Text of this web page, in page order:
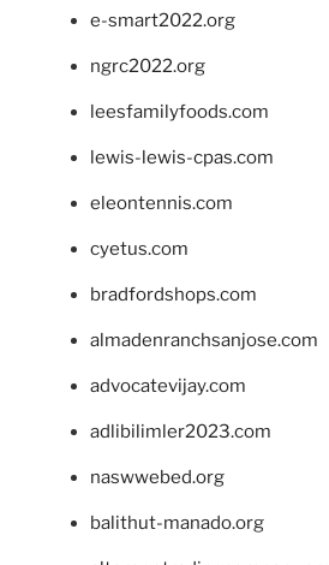
e-smart2022.org
ngrc2022.org
leesfamilyfoods.com
lewis-lewis-cpas.com
eleontennis.com
cyetus.com
bradfordshops.com
almadenranchsanjose.com
advocatevijay.com
adlibilimler2023.com
naswwebed.org
balithut-manado.org